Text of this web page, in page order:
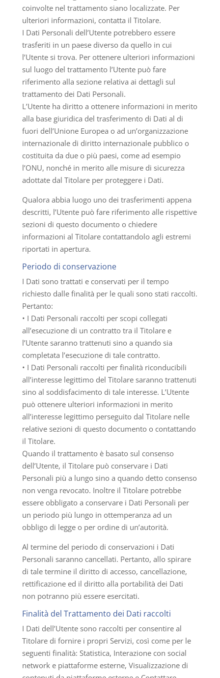
coinvolte nel trattamento siano localizzate. Per
ulteriori informazioni, contatta il Titolare.
I Dati Personali dell’Utente potrebbero essere
trasferiti in un paese diverso da quello in cui
l’Utente si trova. Per ottenere ulteriori informazioni
sul luogo del trattamento l’Utente può fare
riferimento alla sezione relativa ai dettagli sul
trattamento dei Dati Personali.
L’Utente ha diritto a ottenere informazioni in merito
alla base giuridica del trasferimento di Dati al di
fuori dell’Unione Europea o ad un’organizzazione
internazionale di diritto internazionale pubblico o
costituita da due o più paesi, come ad esempio
l’ONU, nonché in merito alle misure di sicurezza
adottate dal Titolare per proteggere i Dati.
Qualora abbia luogo uno dei trasferimenti appena
descritti, l’Utente può fare riferimento alle rispettive
sezioni di questo documento o chiedere
informazioni al Titolare contattandolo agli estremi
riportati in apertura.
Periodo di conservazione
I Dati sono trattati e conservati per il tempo
richiesto dalle finalità per le quali sono stati raccolti.
Pertanto:
• I Dati Personali raccolti per scopi collegati
all’esecuzione di un contratto tra il Titolare e
l’Utente saranno trattenuti sino a quando sia
completata l’esecuzione di tale contratto.
• I Dati Personali raccolti per finalità riconducibili
all’interesse legittimo del Titolare saranno trattenuti
sino al soddisfacimento di tale interesse. L’Utente
può ottenere ulteriori informazioni in merito
all’interesse legittimo perseguito dal Titolare nelle
relative sezioni di questo documento o contattando
il Titolare.
Quando il trattamento è basato sul consenso
dell’Utente, il Titolare può conservare i Dati
Personali più a lungo sino a quando detto consenso
non venga revocato. Inoltre il Titolare potrebbe
essere obbligato a conservare i Dati Personali per
un periodo più lungo in ottemperanza ad un
obbligo di legge o per ordine di un’autorità.
Al termine del periodo di conservazioni i Dati
Personali saranno cancellati. Pertanto, allo spirare
di tale termine il diritto di accesso, cancellazione,
rettificazione ed il diritto alla portabilità dei Dati
non potranno più essere esercitati.
Finalità del Trattamento dei Dati raccolti
I Dati dell’Utente sono raccolti per consentire al
Titolare di fornire i propri Servizi, così come per le
seguenti finalità: Statistica, Interazione con social
network e piattaforme esterne, Visualizzazione di